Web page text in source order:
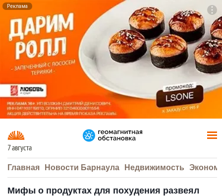
Реклама
7 августа
Главная Новости Барнаула Недвижимость
Мифы о продуктах для похудения развеял